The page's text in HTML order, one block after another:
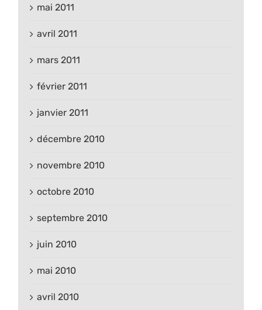
mai 2011
avril 2011
mars 2011
février 2011
janvier 2011
décembre 2010
novembre 2010
octobre 2010
septembre 2010
juin 2010
mai 2010
avril 2010